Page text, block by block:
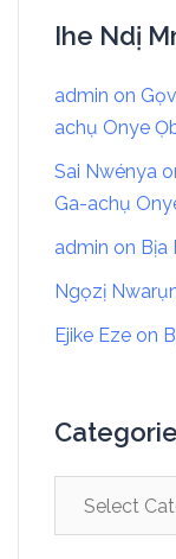
Ihe Ndị
admin on
achụ Onye
Sai Nwénya
Ga-achụ
admin on Bịa
Ngọzị
Ejike Eze on